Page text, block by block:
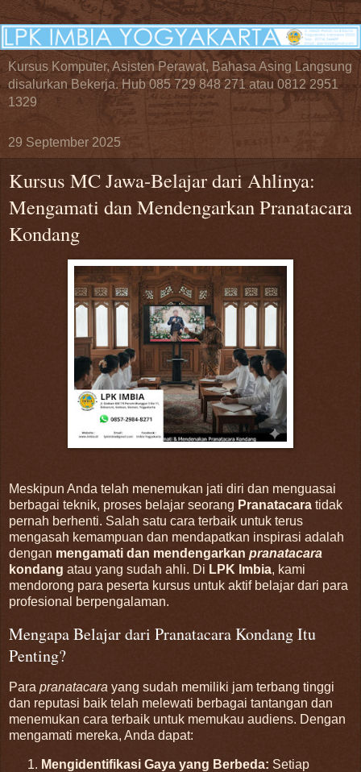
Kursus Komputer, Asisten Perawat, Bahasa Asing Langsung
disalurkan Bekerja. Hub 085 729 848 271 atau 0812 2951
1329
29 September 2025
Kursus MC Jawa-Belajar dari Ahlinya:
Mengamati dan Mendengarkan Pranatacara
Kondang
Meskipun Anda telah menemukan jati diri dan menguasai
berbagai teknik, proses belajar seorang Pranatacara tidak
pernah berhenti. Salah satu cara terbaik untuk terus
mengasah kemampuan dan mendapatkan inspirasi adalah
dengan mengamati dan mendengarkan pranatacara
kondang atau yang sudah ahli. Di LPK Imbia, kami
mendorong para peserta kursus untuk aktif belajar dari para
profesional berpengalaman.
Mengapa Belajar dari Pranatacara Kondang Itu
Penting?
Para pranatacara yang sudah memiliki jam terbang tinggi
dan reputasi baik telah melewati berbagai tantangan dan
menemukan cara terbaik untuk memukau audiens. Dengan
mengamati mereka, Anda dapat:
Mengidentifikasi Gaya yang Berbeda: Setiap